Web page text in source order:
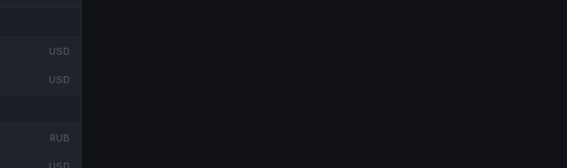
USD
USD
RUB